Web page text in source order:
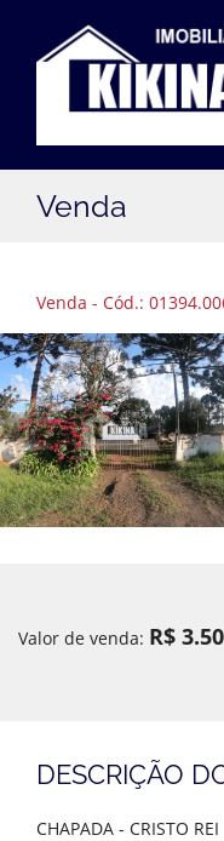
Venda
Venda - Cód.:
Valor de venda: R$
DESCRIÇÃO
CHAPADA - CRISTO REI
Filial
Filial